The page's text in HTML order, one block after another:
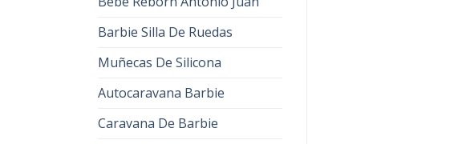
Barbie Silla De Ruedas
Muñecas De Silicona
Autocaravana Barbie
Caravana De Barbie